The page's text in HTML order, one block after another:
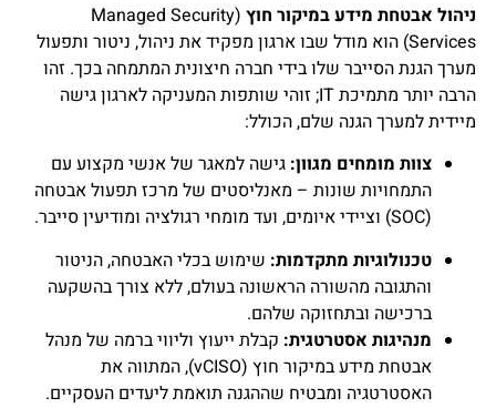
ניהול אבטחת מידע במיקור חוץ (Managed Security
Services) הוא מודל שבו ארגון מפקיד את ניהול, ניטור ותפעול
מערך הגנת הסייבר שלו בידי חברה חיצונית המתמחה בכך. זהו
הרבה יותר מתמיכת IT; זוהי שותפות המעניקה לארגון גישה
מיידית למערך הגנה שלם, הכולל:
צוות מומחים מגוון: גישה למאגר של אנשי מקצוע עם
התמחויות שונות – מאנליסטים של מרכז תפעול אבטחה
(SOC) וציידי איומים, ועד מומחי רגולציה ומודיעין סייבר.
טכנולוגיות מתקדמות: שימוש בכלי האבטחה, הניטור
והתגובה מהשורה הראשונה בעולם, ללא צורך בהשקעה
ברכישה ובתחזוקה שלהם.
מנהיגות אסטרטגית: קבלת ייעוץ וליווי ברמה של מנהל
אבטחת מידע במיקור חוץ (vCISO), המתווה את
האסטרטגיה ומבטיח שההגנה תואמת ליעדים העסקיים.